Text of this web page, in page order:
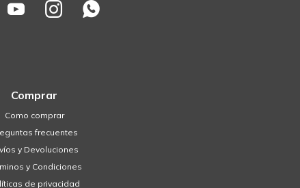
Comprar
Como comprar
frecuentes
y Devoluciones
y Condiciones
de privacidad
  